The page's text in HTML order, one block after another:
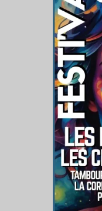
2026